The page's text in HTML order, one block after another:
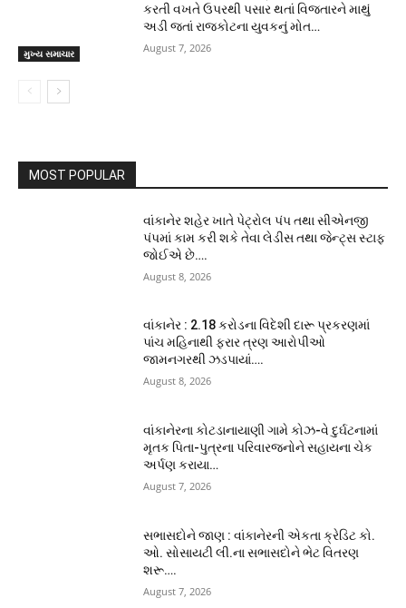
મુખ્ય સમાચાર
કરતી વખતે ઉપરથી પસાર થતાં વિજતારને માથું
અડી જતાં રાજકોટના યુવકનું મોત…
August 7, 2026
MOST POPULAR
વાંકાનેર શહેર ખાતે પેટ્રોલ પંપ તથા સીએનજી
પંપમાં કામ કરી શકે તેવા લેડીસ તથા જેન્ટ્સ સ્ટાફ
જોઈએ છે….
August 8, 2026
વાંકાનેર : 2.18 કરોડના વિદેશી દારૂ પ્રકરણમાં
પાંચ મહિનાથી ફરાર ત્રણ આરોપીઓ
જામનગરથી ઝડપાયાં….
August 8, 2026
વાંકાનેરના કોટડાનાયાણી ગામે કોઝ-વે દુર્ઘટનામાં
મૃતક પિતા-પુત્રના પરિવારજનોને સહાયના ચેક
અર્પણ કરાયા…
August 7, 2026
સભાસદોને જાણ : વાંકાનેરની એકતા ક્રેડિટ કો.
ઓ. સોસાયટી લી.ના સભાસદોને ભેટ વિતરણ
શરૂ….
August 7, 2026